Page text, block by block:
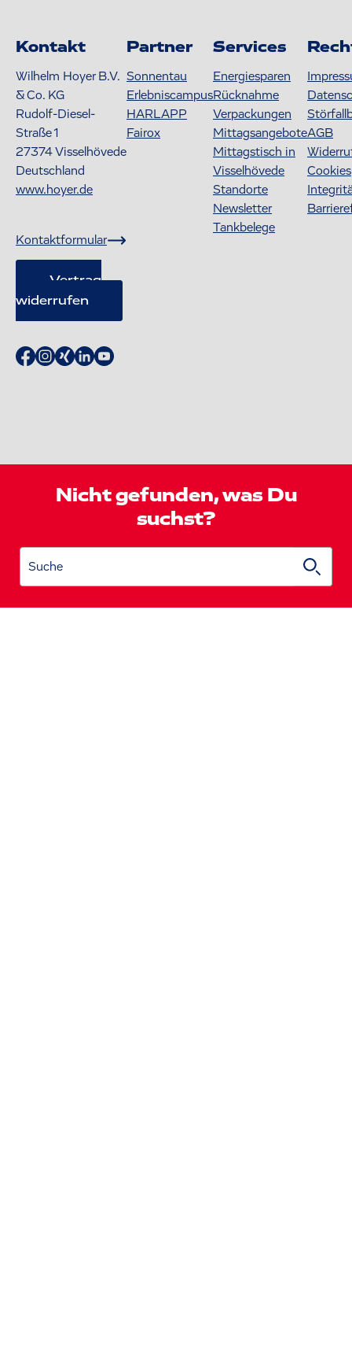
Kontakt
Wilhelm Hoyer B.V.
& Co. KG
Rudolf-Diesel-
Straße 1
27374Visselhövede
Deutschland
www.hoyer.de
Kontaktformular
Vertrag
widerrufen
Partner
Sonnentau
Erlebniscampus
HARLAPP
Fairox
Services
Energiesparen
Rücknahme
Verpackungen
Mittagsangebote
Mittagstisch in
Visselhövede
Standorte
Newsletter
Tankbelege
AGB
Cookies
Nicht gefunden, was Du
suchst?
Suche